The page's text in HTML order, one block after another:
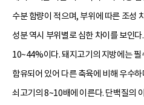
수분 함량이 적으며, 부위에 따른 조성
성분 역시 부위별로 심한 차이를 보인
10~44%이다. 돼지고기의 지방에는
함유되어 있어 다른 축육에 비해 우수
쇠고기의 8~10배에 이른다. 단백질의